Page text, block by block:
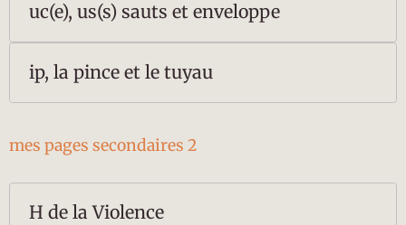
uc(e), us(s) sauts et enveloppe
ip, la pince et le tuyau
mes pages secondaires 2
H de la Violence